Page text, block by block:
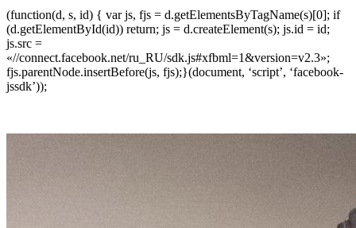
(function(d, s, id) { var js, fjs = d.getElementsByTagName(s)[0]; if
(d.getElementById(id)) return; js = d.createElement(s); js.id = id;
js.src =
«//connect.facebook.net/ru_RU/sdk.js#xfbml=1&version=v2.3»;
fjs.parentNode.insertBefore(js, fjs);}(document, ‘script’, ‘facebook-
jssdk’));